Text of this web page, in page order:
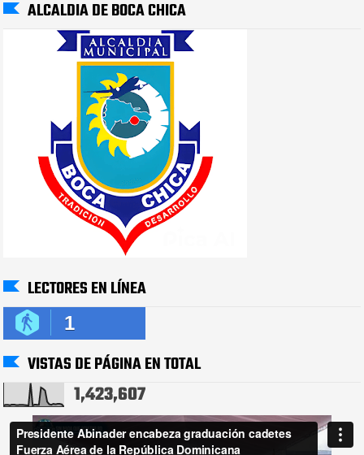
ALCALDIA DE BOCA CHICA
LECTORES EN LÍNEA
1
VISTAS DE PÁGINA EN TOTAL
1,423,607